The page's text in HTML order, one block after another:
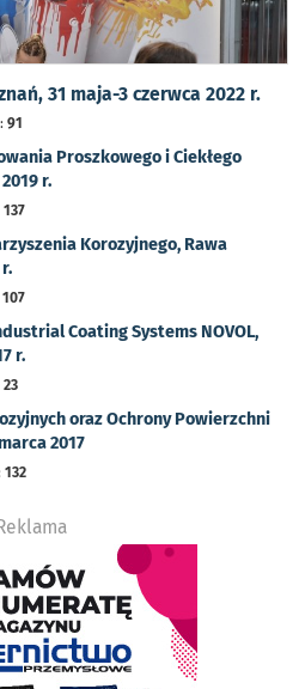
31 maja-3 czerwca 2022 r.
91
Proszkowego i Ciekłego
r.
137
Korozyjnego, Rawa
107
Coating Systems NOVOL,
r.
23
oraz Ochrony Powierzchni
2017
132